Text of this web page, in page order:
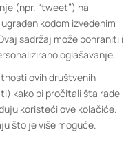
(npr. “tweet”) na
kodom izvedenim
sadržaj može pohraniti i
oglašavanje.
ovih društvenih
kako bi pročitali šta rade
koristeći ove kolačiće.
što je više moguće.